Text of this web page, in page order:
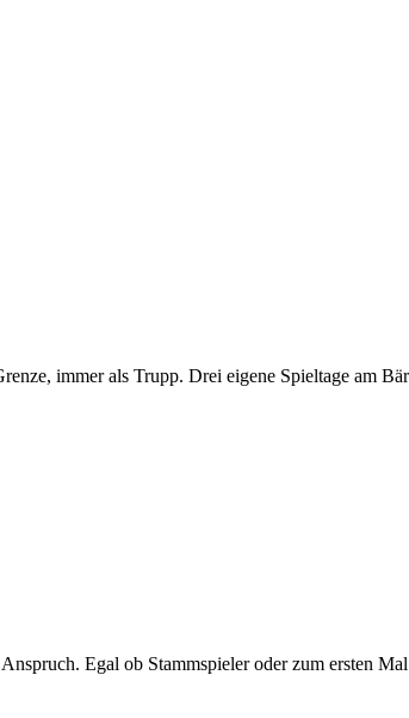
immer als Trupp. Drei eigene Spieltage am
Egal ob Stammspieler oder zum ersten